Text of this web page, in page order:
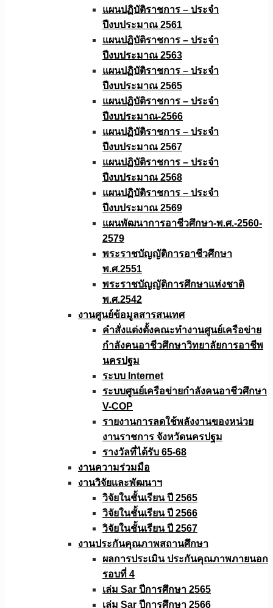
แผนปฏิบัติราชการ – ประจำ
ปีงบประมาณ 2561
แผนปฏิบัติราชการ – ประจำ
ปีงบประมาณ 2563
แผนปฏิบัติราชการ – ประจำ
ปีงบประมาณ 2565
แผนปฏิบัติราชการ – ประจำ
ปีงบประมาณ-2566
แผนปฏิบัติราชการ – ประจำ
ปีงบประมาณ 2567
แผนปฏิบัติราชการ – ประจำ
ปีงบประมาณ 2568
แผนปฏิบัติราชการ – ประจำ
ปีงบประมาณ 2569
แผนพัฒนาการอาชีวศึกษา-พ.ศ.-2560-
2579
พระราชบัญญัติการอาชีวศึกษา
พ.ศ.2551
พระราชบัญญัติการศึกษาแห่งชาติ
พ.ศ.2542
งานศูนย์ข้อมูลสารสนเทศ
คำสั่งแต่งตั้งคณะทำงานศูนย์เครือข่าย
กำลังคนอาชีวศึกษาวิทยาลัยการอาชีพ
นครปฐม
ระบบ Internet
ระบบศูนย์เครือข่ายกำลังคนอาชีวศึกษา
V-COP
รายงานการลดใช้พลังงานของหน่วย
งานราชการ จังหวัดนครปฐม
รางวัลที่ได้รับ 65-68
งานความร่วมมือ
งานวิจัยเเละพัฒนาฯ
วิจัยในชั้นเรียน ปี 2565
วิจัยในชั้นเรียน ปี 2566
วิจัยในชั้นเรียน ปี 2567
งานประกันคุณภาพสถานศึกษา
ผลการประเมิน ประกันคุณภาพภายนอก
รอบที่ 4
เล่ม Sar ปีการศึกษา 2565
เล่ม Sar ปีการศึกษา 2566